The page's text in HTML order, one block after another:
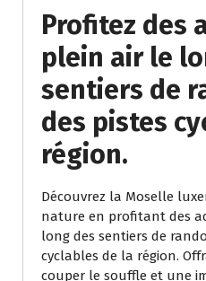
Profitez des
plein air le
sentiers de
des pistes
région.
Découvrez la Moselle
nature en profitant des
long des sentiers de
cyclables de la région.
couper le souffle et une